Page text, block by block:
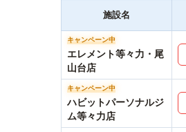
施設名
キャンペーン中
エレメント等々力・尾
山台店
キャンペーン中
ハビットパーソナルジ
ム等々力店